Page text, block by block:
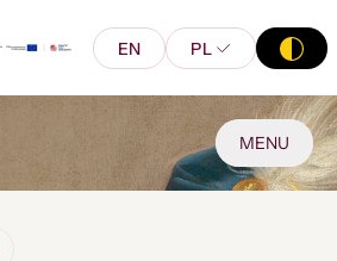
EN PL
MENU